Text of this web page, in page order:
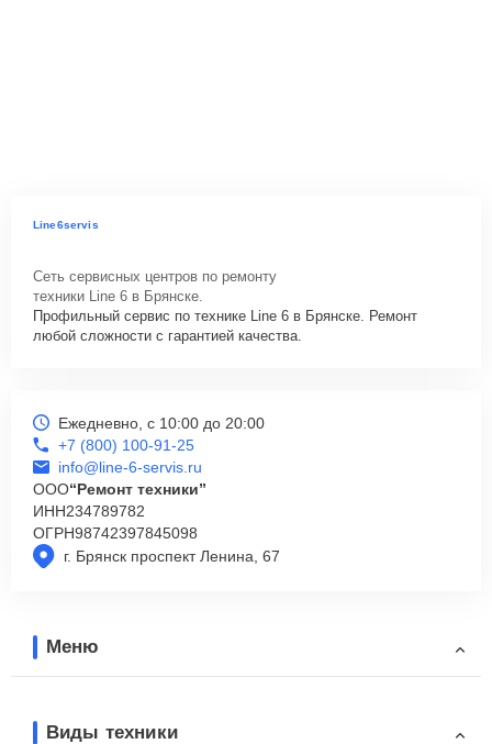
Line6servis
Сеть сервисных центров по ремонту
техники Line 6 в Брянске.
Профильный сервис по технике Line 6 в Брянске. Ремонт
любой сложности с гарантией качества.
г. Брянск проспект Ленина, 67
Ежедневно, с 10:00 до 20:00
+7 (800) 100-91-25
info@line-6-servis.ru
ООО“Ремонт техники”
ИНН234789782
ОГРН98742397845098
Меню
Виды техники